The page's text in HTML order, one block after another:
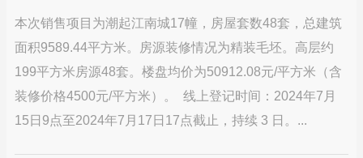
本次销售项目为潮起江南城17幢，房屋套数48套，总建筑
面积9589.44平方米。房源装修情况为精装毛坯。高层约
199平方米房源48套。楼盘均价为50912.08元/平方米（含
装修价格4500元/平方米）。 线上登记时间：2024年7月
15日9点至2024年7月17日17点截止，持续 3 日。...